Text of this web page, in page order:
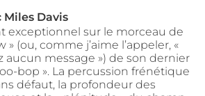
Miles Davis
exceptionnel sur le morceau de
» (ou, comme j’aime l’appeler, «
aucun message ») de son dernier
bop ». La percussion frénétique
défaut, la profondeur des